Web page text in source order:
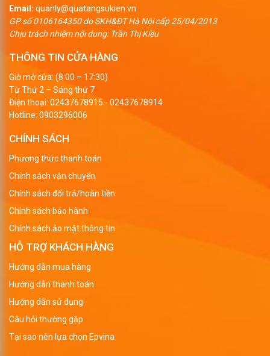
Email: quanly@quatangsukien.vn
GP số 0106164350 do SKH&ĐT Hà Nội cấp 25/04/2013
Chịu trách nhiệm nội dung: Trần Thị Kiều
THÔNG TIN CỬA HÀNG
Giờ mở cửa: (8:00 – 17:30)
Từ Thứ 2 – Sáng thứ 7
Điện thoại: 02437678915 - 02437678914
Hotline: 0903296006
CHÍNH SÁCH
Phương thức thanh toán
Chính sách vận chuyển
Chính sách đổi trả/hoàn tiền
Chính sách bảo hành
Chính sách ảo mật thông tin
HỖ TRỢ KHÁCH HÀNG
Hướng dẫn mua hàng
Hướng dẫn thanh toán
Hướng dẫn sử dụng
Câu hỏi thường gặp
Tại sao nên lựa chọn Epvina